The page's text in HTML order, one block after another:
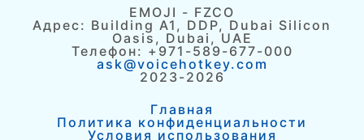
EMOJI - FZCO
Адрес: Building A1, DDP, Dubai Silicon
Oasis, Dubai, UAE
Телефон: +971-589-677-000
ask@voicehotkey.com
2023-2026
Главная
Политика конфиденциальности
Условия использования